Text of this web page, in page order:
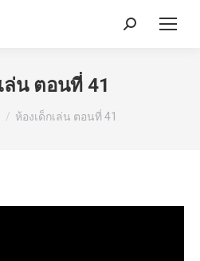
Search:
ล่น ตอนที่ 41
ห้องเด็กเล่น ตอนที่ 41